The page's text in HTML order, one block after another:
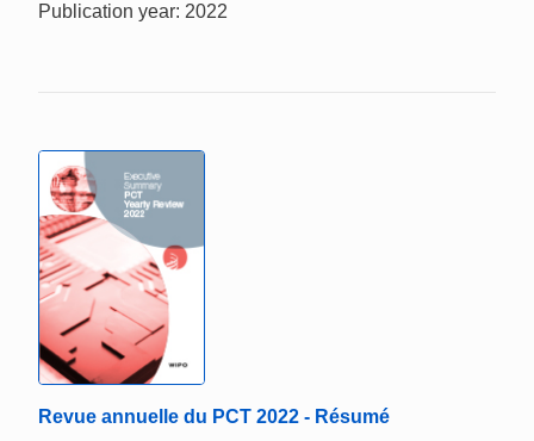
Publication year: 2022
Revue annuelle du PCT 2022 - Résumé